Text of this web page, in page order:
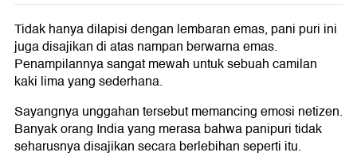
Tidak hanya dilapisi dengan lembaran emas, pani puri ini
juga disajikan di atas nampan berwarna emas.
Penampilannya sangat mewah untuk sebuah camilan
kaki lima yang sederhana.
Sayangnya unggahan tersebut memancing emosi netizen.
Banyak orang India yang merasa bahwa panipuri tidak
seharusnya disajikan secara berlebihan seperti itu.